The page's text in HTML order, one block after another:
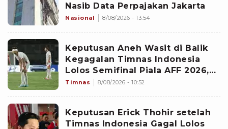
Nasib Data Perpajakan Jakarta
Nasional 8/08/2026 - 13:54
Keputusan Aneh Wasit di Balik
Kegagalan Timnas Indonesia
Lolos Semifinal Piala AFF 2026,
Untungkan Singapura dan
Timnas 8/08/2026 - 10:52
Keputusan Erick Thohir setelah
Timnas Indonesia Gagal Lolos